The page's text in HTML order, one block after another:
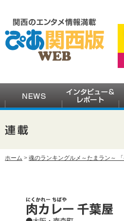
ホーム > 魂のランキングルメ～たまラン～